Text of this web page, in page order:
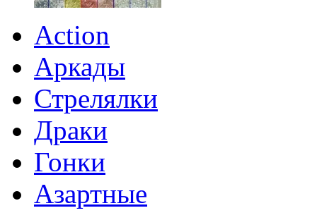
Action
Аркады
Стрелялки
Драки
Гонки
Азартные